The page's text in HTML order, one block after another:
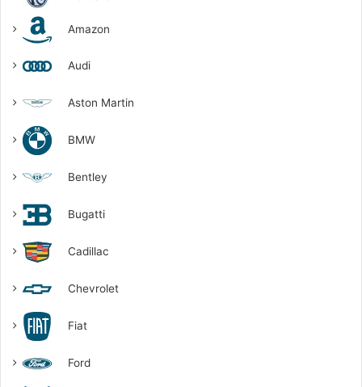
Amazon
Audi
Aston Martin
BMW
Bentley
Bugatti
Cadillac
Chevrolet
Fiat
Ford